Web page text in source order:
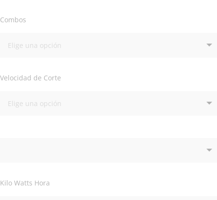
Combos
Velocidad de Corte
Kilo Watts Hora